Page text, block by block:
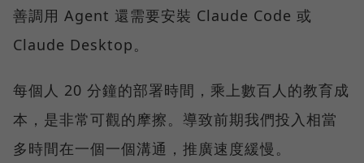
善調用 Agent 還需要安裝 Claude Code 或
Claude Desktop。
每個人 20 分鐘的部署時間，乘上數百人的教育成
本，是非常可觀的摩擦。導致前期我們投入相當
多時間在一個一個溝通，推廣速度緩慢。